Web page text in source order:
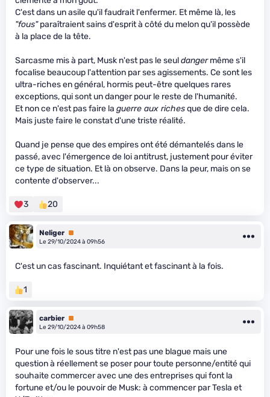
C'est dans un asile qu'il faudrait l'enfermer. Et même là, les
"fous"paraîtraient sains d'esprit à côté du melon qu'il possède
à la place de la tête.
Sarcasme mis à part, Musk n'est pas le seuldangermême s'il
focalise beaucoup l'attention par ses agissements. Ce sont les
ultra-riches en général, hormis peut-être quelques rares
exceptions, qui sont un danger pour le reste de l'humanité.
Et non ce n'est pas faire la guerre aux richesque de dire cela.
Mais juste faire le constat d'une triste réalité.
Quand je pense que des empires ont été démantelés dans le
passé, avec l'émergence de loi antitrust, justement pour éviter
ce type de situation. Et là on observe. Dans la peur, mais on se
contente d'observer...
3 20
Neliger Premium
Le 29/10/2024 à 09h56
C'est un cas fascinant. Inquiétant et fascinant à la fois.
1
carbier Premium
Le 29/10/2024 à 09h58
Pour une fois le sous titre n'est pas une blague mais une
question à réellement se poser pour toute personne/entité qui
souhaite commercer avec une des entreprises qui font la
fortune et/ou le pouvoir de Musk: à commencer par Tesla et